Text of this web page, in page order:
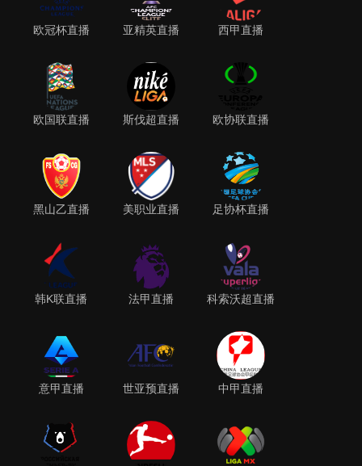
欧冠杯直播 亚精英直播 西甲直播
欧国联直播 斯伐超直播 欧协联直播
黑山乙直播 美职业直播 足协杯直播
韩K联直播 法甲直播 科索沃超直播
意甲直播 世亚预直播 中甲直播